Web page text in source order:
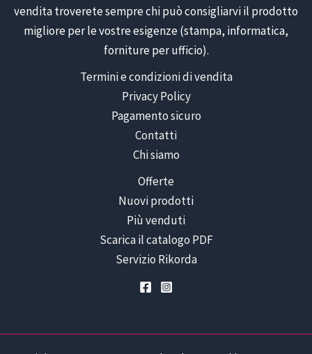
vendita troverete sempre chi può consigliarvi il prodotto
migliore per le vostre esigenze (stampa, informatica,
forniture per ufficio).
Termini e condizioni di vendita
Privacy Policy
Pagamento sicuro
Contatti
Chi siamo
Offerte
Nuovi prodotti
Più venduti
Scarica il catalogo PDF
Servizio Rikorda